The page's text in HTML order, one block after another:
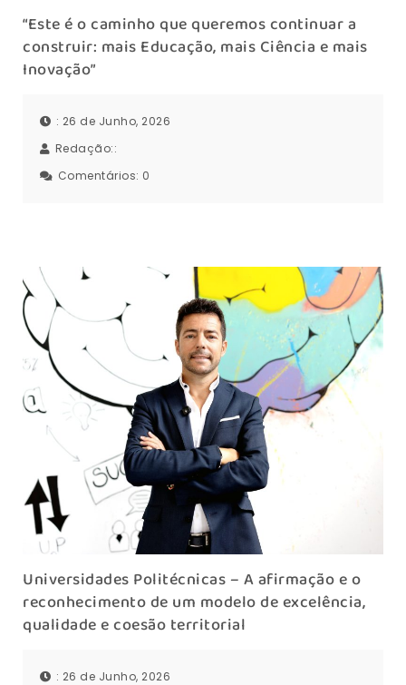
“Este é o caminho que queremos continuar a
construir: mais Educação, mais Ciência e mais
Inovação”
: 26 de Junho, 2026
Redação::
Comentários: 0
Universidades Politécnicas – A afirmação e o
reconhecimento de um modelo de excelência,
qualidade e coesão territorial
: 26 de Junho, 2026